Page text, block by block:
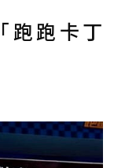
跑跑卡丁